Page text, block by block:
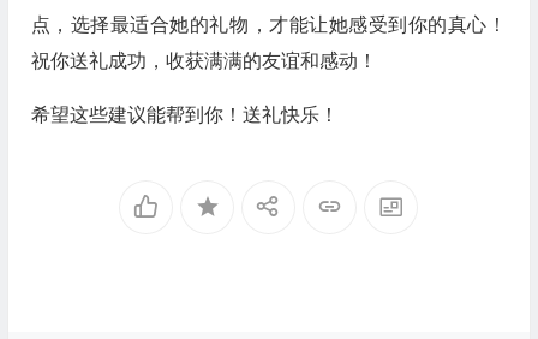
点，选择最适合她的礼物，才能让她感受到你的真心！
祝你送礼成功，收获满满的友谊和感动！
希望这些建议能帮到你！送礼快乐！